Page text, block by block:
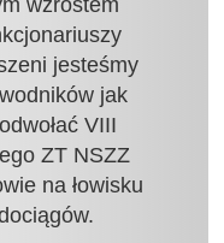
jesteśmy
jak
VIII
ZT NSZZ
na łowisku